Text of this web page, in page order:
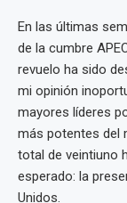
En las últimas
de la cumbre
revuelo ha sido
mi opinión
mayores líderes
más potentes del
total de veintiuno
esperado: la
Unidos.